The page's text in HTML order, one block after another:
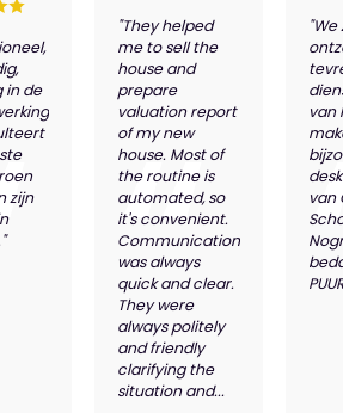
in de
zijn
"They helped
me to sell the
house and
prepare
valuation report
of my new
house. Most of
the routine is
automated, so
it's convenient.
Communication
was always
quick and clear.
They were
always politely
and friendly
clarifying the
situation and...
"We
van
van